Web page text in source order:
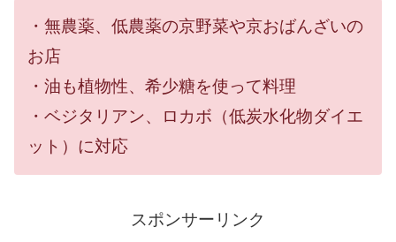
・無農薬、低農薬の京野菜や京おばんざいの
お店
・油も植物性、希少糖を使って料理
・ベジタリアン、ロカボ（低炭水化物ダイエ
ット）に対応
スポンサーリンク